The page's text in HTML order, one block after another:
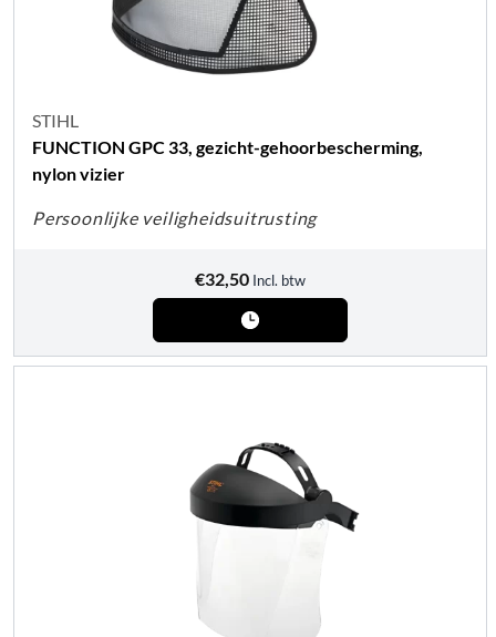
STIHL
FUNCTION GPC 33, gezicht-gehoorbescherming,
nylon vizier
Persoonlijke veiligheidsuitrusting
€32,50 Incl. btw